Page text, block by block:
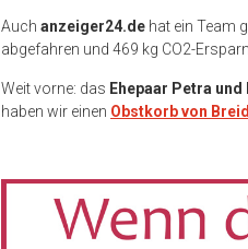
Auch anzeiger24.de hat ein Team
abgefahren und 469 kg CO2-
Weit vorne: das Ehepaar Petra
haben wir einen Obstkorb von